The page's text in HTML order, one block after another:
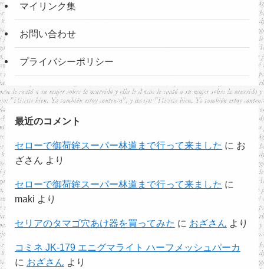
マイリンク集
お問い合わせ
プライバシーポリシー
最近のコメント
セローで御荷鉾スーパー林道まで行って来ました に お
ざさん より
セローで御荷鉾スーパー林道まで行って来ました に
maki より
セリアのタマゴ穴あけ器を買ってみた に おざさん より
コミネ JK-179 エニグマライト ハーフメッシュパーカ
に おざさん より